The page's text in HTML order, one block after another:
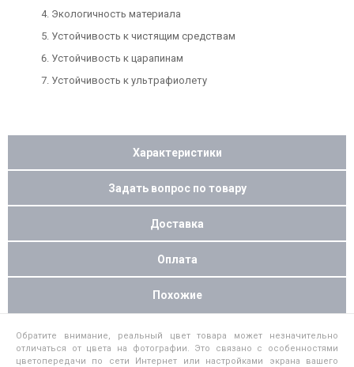
Экологичность материала
Устойчивость к чистящим средствам
Устойчивость к царапинам
Устойчивость к ультрафиолету
Характеристики
Задать вопрос по товару
Доставка
Оплата
Похожие
Обратите внимание, реальный цвет товара может незначительно
отличаться от цвета на фотографии. Это связано с особенностями
цветопередачи по сети Интернет или настройками экрана вашего